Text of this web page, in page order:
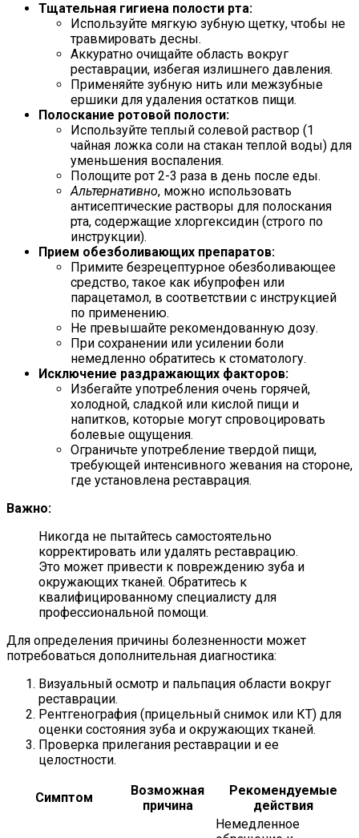
Тщательная гигиена полости рта:
Используйте мягкую зубную щетку, чтобы не
травмировать десны.
Аккуратно очищайте область вокруг
реставрации, избегая излишнего давления.
Применяйте зубную нить или межзубные
ершики для удаления остатков пищи.
Полоскание ротовой полости:
Используйте теплый солевой раствор (1
чайная ложка соли на стакан теплой воды) для
уменьшения воспаления.
Полощите рот 2-3 раза в день после еды.
Альтернативно, можно использовать
антисептические растворы для полоскания
рта, содержащие хлоргексидин (строго по
инструкции).
Прием обезболивающих препаратов:
Примите безрецептурное обезболивающее
средство, такое как ибупрофен или
парацетамол, в соответствии с инструкцией
по применению.
Не превышайте рекомендованную дозу.
При сохранении или усилении боли
немедленно обратитесь к стоматологу.
Исключение раздражающих факторов:
Избегайте употребления очень горячей,
холодной, сладкой или кислой пищи и
напитков, которые могут спровоцировать
болевые ощущения.
Ограничьте употребление твердой пищи,
требующей интенсивного жевания на стороне,
где установлена реставрация.
Важно:
Никогда не пытайтесь самостоятельно
корректировать или удалять реставрацию.
Это может привести к повреждению зуба и
окружающих тканей. Обратитесь к
квалифицированному специалисту для
профессиональной помощи.
Для определения причины болезненности может
потребоваться дополнительная диагностика:
Визуальный осмотр и пальпация области вокруг
реставрации.
Рентгенография (прицельный снимок или КТ) для
оценки состояния зуба и окружающих тканей.
Проверка прилегания реставрации и ее
целостности.
Симптом
Возможная
причина
Рекомендуемые
действия
Немедленное